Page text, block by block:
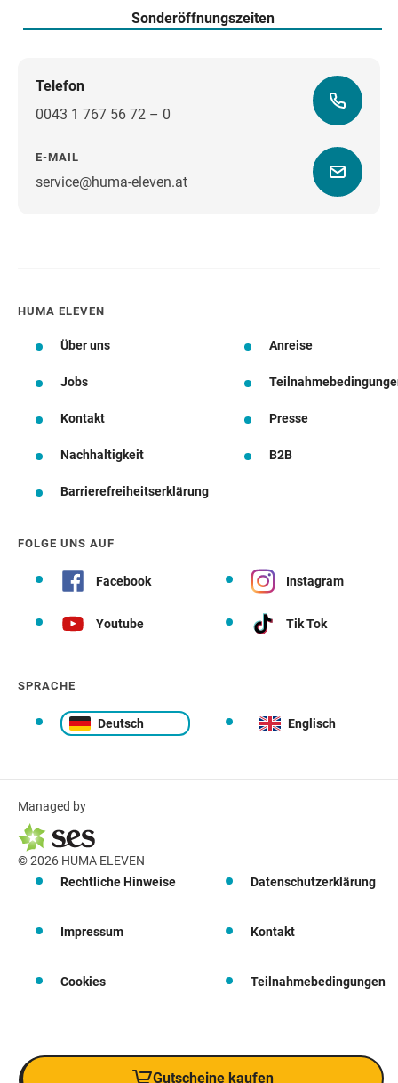
Sonderöffnungszeiten
Telefon
0043 1 767 56 72 – 0
E-MAIL
service@huma-eleven.atWegbeschreibung
HUMA ELEVEN
Über uns Anreise
Jobs
Kontakt Presse
Nachhaltigkeit B2B
Barrierefreiheitserklärung
FOLGE UNS AUF
Facebook Instagram
Youtube Tik Tok
SPRACHE
Deutsch Englisch
Managed by
© 2026 HUMA ELEVEN
Rechtliche Hinweise
Datenschutzerklärung
Impressum Kontakt
Cookies Teilnahmebedingungen
Gutscheine kaufen